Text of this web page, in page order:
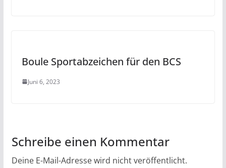
Boule Sportabzeichen für den BCS
Juni 6, 2023
Schreibe einen Kommentar
Deine E-Mail-Adresse wird nicht veröffentlicht.